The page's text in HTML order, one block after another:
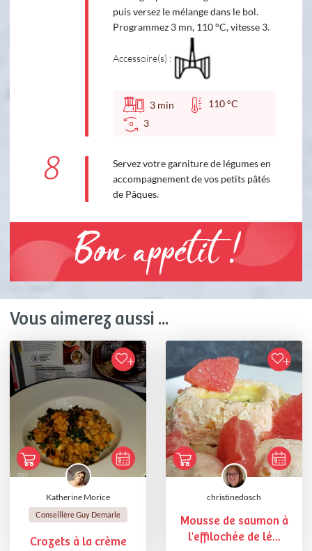
puis versez le mélange dans le bol.
Programmez 3 mn, 110 °C, vitesse 3.
Accessoire(s) :
3 min
110 °C
3
8
Servez votre garniture de légumes en
accompagnement de vos petits pâtés
de Pâques.
Bon appétit !
Vous aimerez aussi ...
Katherine Morice
Conseillère Guy Demarle
Crozets à la crème
christinedosch
Mousse de saumon à
l'effilochée de lé...